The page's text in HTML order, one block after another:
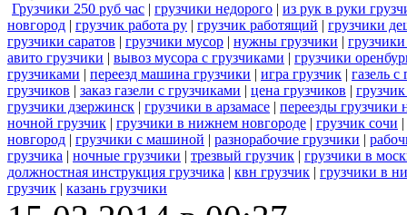
Грузчики 250 руб час | грузчики недорого | из рук в руки
новгород | грузчик работа ру | грузчик работящий | грузчики
грузчики саратов | грузчики мусор | нужны грузчики |
авито грузчики | вывоз мусора с грузчиками | грузчики
грузчиками | переезд машина грузчики | игра грузчик | газель с
грузчиков | заказ газели с грузчиками | цена грузчиков |
грузчики дзержинск | грузчики в арзамасе | переезды
ночной грузчик | грузчики в нижнем новгороде | грузчик сочи |
новгород | грузчики с машиной | разнорабочие грузчики |
грузчика | ночные грузчики | трезвый грузчик | грузчики в
должностная инструкция грузчика | квн грузчик | грузчики в
грузчик | казань грузчики